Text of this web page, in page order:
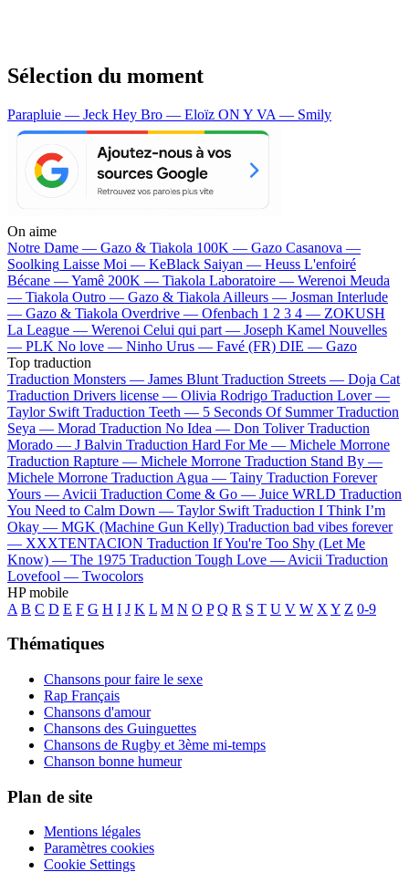
Sélection du moment
Parapluie — Jeck Hey Bro — Eloïz ON Y VA — Smily
On aime
Notre Dame — Gazo & Tiakola 100K — Gazo Casanova —
Soolking Laisse Moi — KeBlack Saiyan — Heuss L'enfoiré
Bécane —Yamê 200K — Tiakola Laboratoire — Werenoi Meuda
— Tiakola Outro — Gazo & Tiakola Ailleurs — Josman Interlude
— Gazo & Tiakola Overdrive — Ofenbach 1 2 3 4 — ZOKUSH
La League — Werenoi Celui qui part — Joseph Kamel Nouvelles
— PLK No love — Ninho Urus — Favé (FR) DIE — Gazo
Top traduction
Traduction Monsters — James Blunt Traduction Streets — Doja Cat
Traduction Drivers license — Olivia Rodrigo Traduction Lover —
Taylor Swift Traduction Teeth — 5 Seconds Of Summer Traduction
Seya — Morad Traduction No Idea — Don Toliver Traduction
Morado — J Balvin Traduction Hard For Me — Michele Morrone
Traduction Rapture — Michele Morrone Traduction Stand By —
Michele Morrone Traduction Agua — Tainy Traduction Forever
Yours — Avicii Traduction Come & Go — Juice WRLD Traduction
You Need to Calm Down — Taylor Swift Traduction I Think I’m
Okay — MGK (Machine Gun Kelly) Traduction bad vibes forever
— XXXTENTACION Traduction If You're Too Shy (Let Me
Know) — The 1975 Traduction Tough Love — Avicii Traduction
Lovefool — Twocolors
HP mobile
A B C D E F G H I J K L M N O P Q R S T U V W X Y Z 0-9
Thématiques
Chansons pour faire le sexe
Rap Français
Chansons d'amour
Chansons des Guinguettes
Chansons de Rugby et 3ème mi-temps
Chanson bonne humeur
Plan de site
Mentions légales
Paramètres cookies
Cookie Settings